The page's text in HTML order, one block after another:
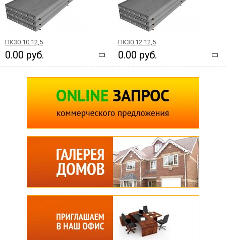
ПК30.10 12,5
0.00 руб.
ПК30.12 12,5
0.00 руб.